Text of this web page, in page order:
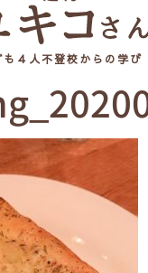
も４人不登校からの学び